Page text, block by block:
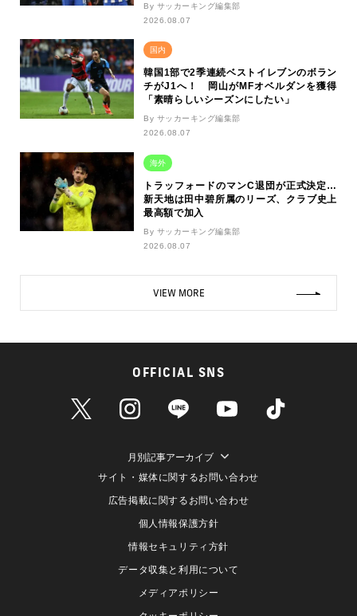
By サッカーキング編集部
2026.08.07
国内
韓国1部で2季連続ベストイレブンのボラン
チがJ1へ！ 岡山がMFオベルダンを獲得
「素晴らしいシーズンにしたい」
By サッカーキング編集部
2026.08.07
海外
トラッフォードのマンC退団が正式決定…
新天地は田中碧所属のリーズ、クラブ史上
最高額で加入
By サッカーキング編集部
2026.08.07
VIEW MORE
OFFICIAL SNS
月別記事アーカイブ
サイト・媒体に関するお問い合わせ
広告掲載に関するお問い合わせ
個人情報保護方針
情報セキュリティ方針
データ収集と利用について
メディアポリシー